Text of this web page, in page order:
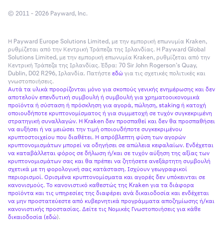
© 2011 - 2026 Payward, Inc.
Η Payward Europe Solutions Limited, με την εμπορική επωνυμία Kraken,
ρυθμίζεται από την Κεντρική Τράπεζα της Ιρλανδίας. Η Payward Global
Solutions Limited, με την εμπορική επωνυμία Kraken, ρυθμίζεται από την
Κεντρική Τράπεζα της Ιρλανδίας. Έδρα: 70 Sir John Rogerson’s Quay,
Dublin, D02 R296, Ιρλανδία. Πατήστεεδώγια τις σχετικές πολιτικές και
γνωστοποιήσεις.
Αυτά τα υλικά προορίζονται μόνο για σκοπούς γενικής ενημέρωσης και δεν
αποτελούν επενδυτική συμβουλή ή συμβουλή για χρηματοοικονομικά
προϊόντα ή σύσταση ή πρόσκληση για αγορά, πώληση, staking ή κατοχή
οποιουδήποτε κρυπτονομίσματος ή για συμμετοχή σε τυχόν συγκεκριμένη
στρατηγική συναλλαγών. Η Kraken δεν προσπαθεί και δεν θα προσπαθήσει
να αυξήσει ή να μειώσει την τιμή οποιουδήποτε συγκεκριμένου
κρυπτοστοιχείου που διαθέτει. Η απρόβλεπτη φύση των αγορών
κρυπτονομισμάτων μπορεί να οδηγήσει σε απώλεια κεφαλαίων. Ενδέχεται
να καταβάλλεται φόρος σε δήλωση ή/και σε τυχόν αύξηση της αξίας των
κρυπτονομισμάτων σας και θα πρέπει να ζητήσετε ανεξάρτητη συμβουλή
σχετικά με τη φορολογική σας κατάσταση. Ισχύουν γεωγραφικοί
περιορισμοί. Ορισμένα κρυπτονομίσματα και αγορές δεν υπόκεινται σε
κανονισμούς. Το κανονιστικό καθεστώς της Kraken για τα διάφορα
προϊόντα και τις υπηρεσίες της διαφέρει ανά δικαιοδοσία και ενδέχεται
να μην προστατεύεστε από κυβερνητικά προγράμματα αποζημίωσης ή/και
κανονιστικής προστασίας. Δείτε τις Νομικές Γνωστοποιήσεις για κάθε
δικαιοδοσία (εδώ).